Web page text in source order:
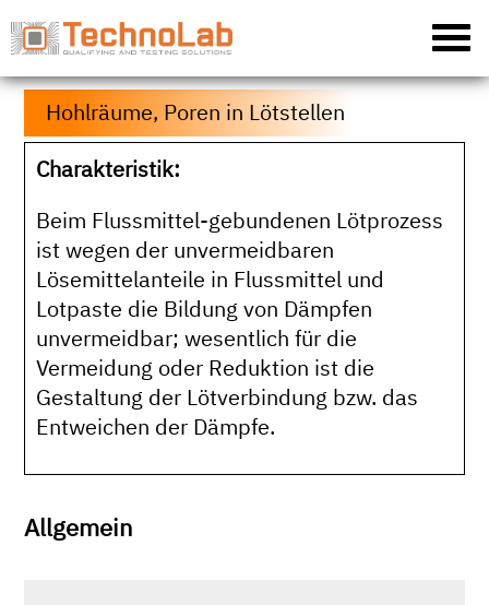
Hohlräume, Poren in Lötstellen
Charakteristik:
Beim Flussmittel-gebundenen Lötprozess
ist wegen der unvermeidbaren
Lösemittelanteile in Flussmittel und
Lotpaste die Bildung von Dämpfen
unvermeidbar; wesentlich für die
Vermeidung oder Reduktion ist die
Gestaltung der Lötverbindung bzw. das
Entweichen der Dämpfe.
Allgemein